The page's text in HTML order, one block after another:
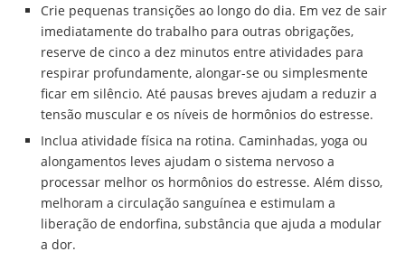
Crie pequenas transições ao longo do dia. Em vez de sair
imediatamente do trabalho para outras obrigações,
reserve de cinco a dez minutos entre atividades para
respirar profundamente, alongar-se ou simplesmente
ficar em silêncio. Até pausas breves ajudam a reduzir a
tensão muscular e os níveis de hormônios do estresse.
Inclua atividade física na rotina. Caminhadas, yoga ou
alongamentos leves ajudam o sistema nervoso a
processar melhor os hormônios do estresse. Além disso,
melhoram a circulação sanguínea e estimulam a
liberação de endorfina, substância que ajuda a modular
a dor.